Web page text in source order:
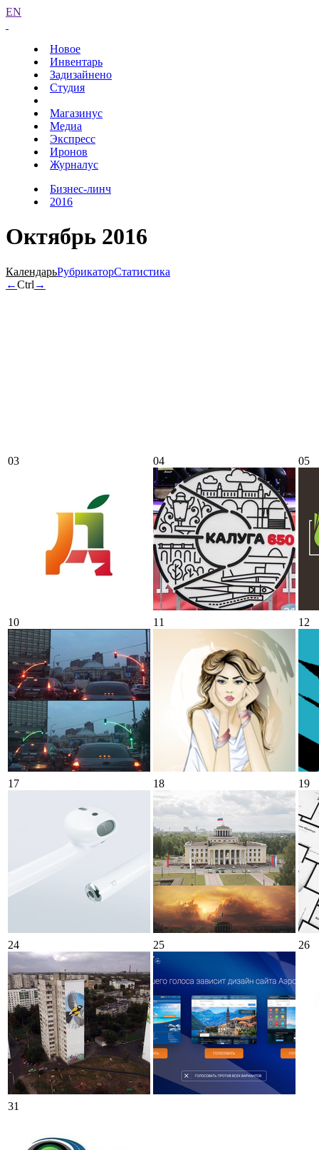
EN
Новое
Инвентарь
Задизайнено
Студия
Магазинус
Медиа
Экспресс
Иронов
Журналус
Бизнес-линч
2016
Октябрь 2016
КалендарьРубрикаторСтатистика
←Ctrl →
03 04 05
10 11 12
17 18 19
24 25 26
31